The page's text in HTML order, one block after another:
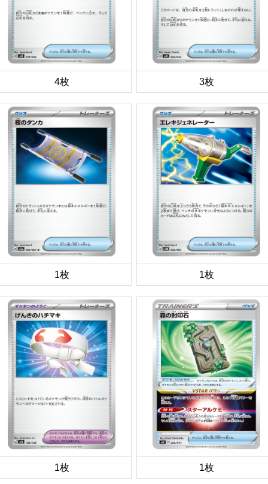
4枚 3枚
1枚 1枚
1枚 1枚